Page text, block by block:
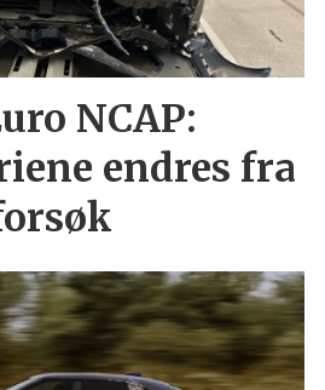
NCAP:
endres fra